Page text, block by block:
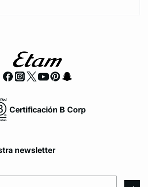
Certificación B Corp
newsletter